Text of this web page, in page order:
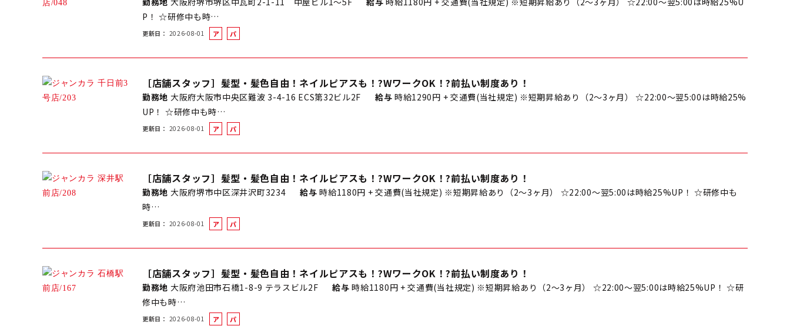
P！ ☆研修中も時…
更新日 2026-08-01
ア
バ
ト
パ
ト
［店舗スタッフ］髪型・髪色自由！ネイルピアスも！?WワークOK！?前払い制度あり！
勤務地 大阪府大阪市中央区難波 3-4-16 ECS第32ビル2F 給与 時給1290円 + 交通費(当社規定) ※短期昇給あり（2～3ヶ月） ☆22:00～翌5:00は時給25%
UP！ ☆研修中も時…
更新日 2026-08-01
ア
バ
ト
パ
ト
［店舗スタッフ］髪型・髪色自由！ネイルピアスも！?WワークOK！?前払い制度あり！
勤務地 大阪府堺市中区深井沢町3234 給与 時給1180円 + 交通費(当社規定) ※短期昇給あり（2～3ヶ月） ☆22:00～翌5:00は時給25%UP！ ☆研修中も
時…
更新日 2026-08-01
ア
バ
ト
パ
ト
［店舗スタッフ］髪型・髪色自由！ネイルピアスも！?WワークOK！?前払い制度あり！
勤務地 大阪府池田市石橋1-8-9 テラスビル2F 給与 時給1180円 + 交通費(当社規定) ※短期昇給あり（2～3ヶ月） ☆22:00～翌5:00は時給25%UP！ ☆研
修中も時…
更新日 2026-08-01
ア
パ